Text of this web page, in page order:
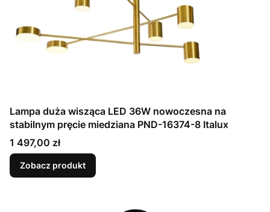
Lampa duża wisząca LED 36W nowoczesna na
stabilnym pręcie miedziana PND-16374-8 Italux
Cena
1 497,00 zł
Zobacz produkt